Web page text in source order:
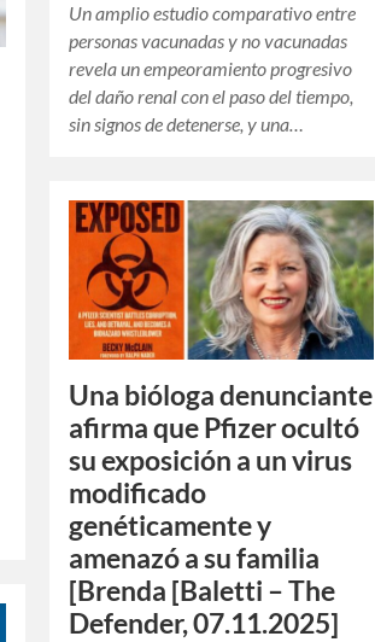
Un amplio estudio comparativo entre
personas vacunadas y no vacunadas
revela un empeoramiento progresivo
del daño renal con el paso del tiempo,
sin signos de detenerse, y una…
Una bióloga denunciante
afirma que Pfizer ocultó
su exposición a un virus
modificado
genéticamente y
amenazó a su familia
[Brenda [Baletti – The
Defender, 07.11.2025]